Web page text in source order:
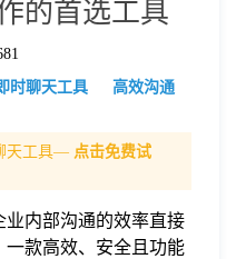
的首选工具
时聊天工具
高效沟通
天工具— 点击免费试
内部沟通的效率直接
一款高效、安全且功能